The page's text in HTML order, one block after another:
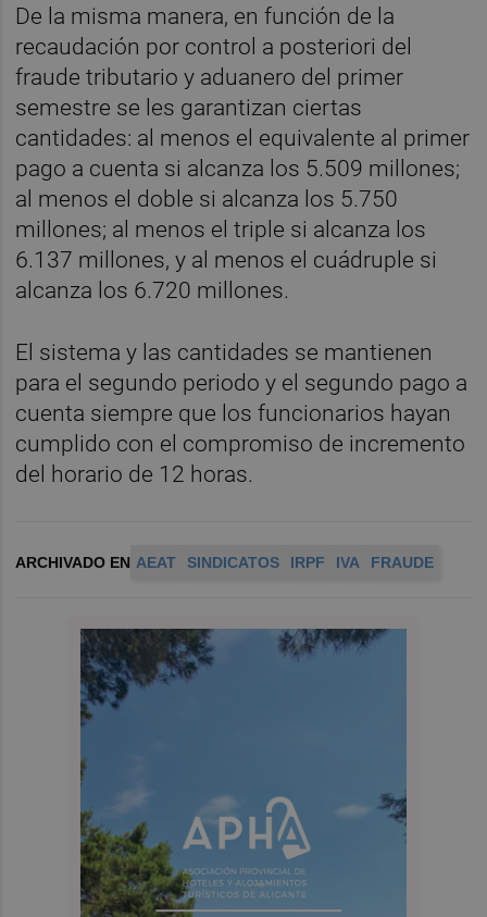
De la misma manera, en función de la
recaudación por control a posteriori del
fraude tributario y aduanero del primer
semestre se les garantizan ciertas
cantidades: al menos el equivalente al primer
pago a cuenta si alcanza los 5.509 millones;
al menos el doble si alcanza los 5.750
millones; al menos el triple si alcanza los
6.137 millones, y al menos el cuádruple si
alcanza los 6.720 millones.
El sistema y las cantidades se mantienen
para el segundo periodo y el segundo pago a
cuenta siempre que los funcionarios hayan
cumplido con el compromiso de incremento
del horario de 12 horas.
ARCHIVADO EN AEAT SINDICATOS IRPF IVA FRAUDE